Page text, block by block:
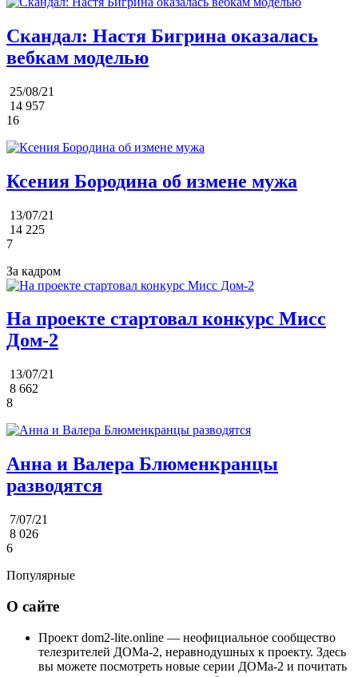
Скандал: Настя Бигрина оказалась
вебкам моделью
25/08/21
14 957
16
Ксения Бородина об измене мужа
13/07/21
14 225
7
За кадром
На проекте стартовал конкурс Мисс
Дом-2
13/07/21
8 662
8
Анна и Валера Блюменкранцы
разводятся
7/07/21
8 026
6
Популярные
О сайте
Проект dom2-lite.online — неофициальное сообщество
телезрителей ДОМа-2, неравнодушных к проекту. Здесь
вы можете посмотреть новые серии ДОМа-2 и почитать